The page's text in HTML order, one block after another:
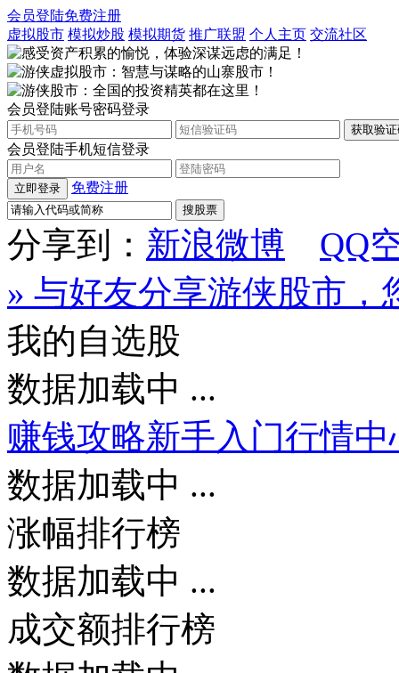
会员登陆免费注册
虚拟股市 模拟炒股 模拟期货 推广联盟 个人主页 交流社区
会员登陆账号密码登录
会员登陆手机短信登录
立即登录 免费注册
搜股票
分享到： 新浪微博
QQ
» 与好友分享游侠股市
我的自选股
数据加载中 ...
赚钱攻略新手入门行情中
数据加载中 ...
涨幅排行榜
数据加载中 ...
成交额排行榜